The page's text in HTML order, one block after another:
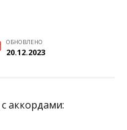
ОБНОВЛЕНО
20.12.2023
аккордами: